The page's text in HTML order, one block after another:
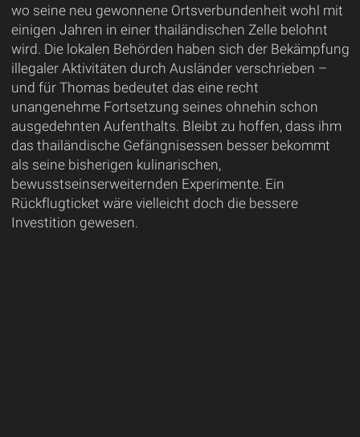
wo seine neu gewonnene Ortsverbundenheit wohl mit
einigen Jahren in einer thailändischen Zelle belohnt
wird. Die lokalen Behörden haben sich der Bekämpfung
illegaler Aktivitäten durch Ausländer verschrieben –
und für Thomas bedeutet das eine recht
unangenehme Fortsetzung seines ohnehin schon
ausgedehnten Aufenthalts. Bleibt zu hoffen, dass ihm
das thailändische Gefängnisessen besser bekommt
als seine bisherigen kulinarischen,
bewusstseinserweiternden Experimente. Ein
Rückflugticket wäre vielleicht doch die bessere
Investition gewesen.